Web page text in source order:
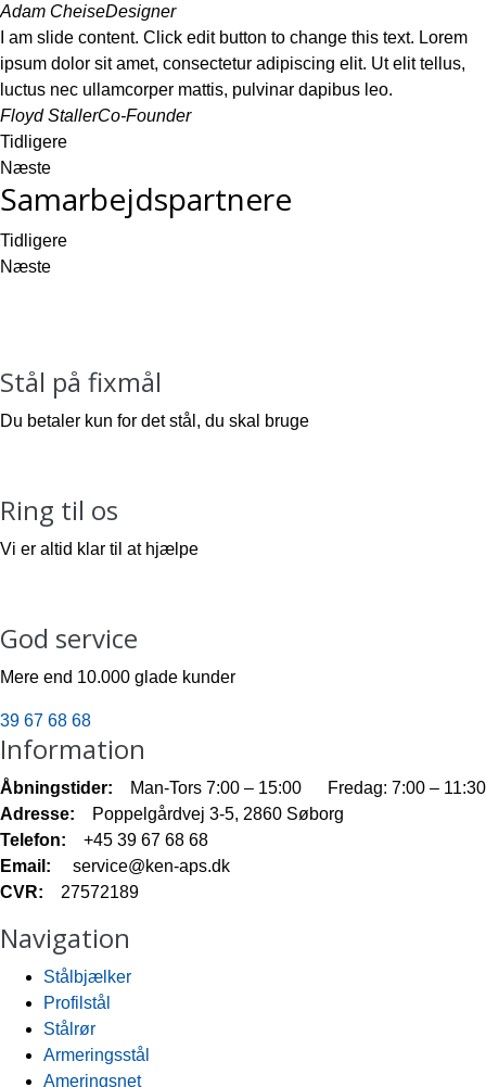
Adam CheiseDesigner
I am slide content. Click edit button to change this text. Lorem
ipsum dolor sit amet, consectetur adipiscing elit. Ut elit tellus,
luctus nec ullamcorper mattis, pulvinar dapibus leo.
Floyd StallerCo-Founder
Tidligere
Næste
Samarbejdspartnere
Tidligere
Næste
Stål på fixmål
Du betaler kun for det stål, du skal bruge
Ring til os
Vi er altid klar til at hjælpe
God service
Mere end 10.000 glade kunder
39 67 68 68
Information
Åbningstider:
Man-Tors 7:00 – 15:00 Fredag: 7:00 – 11:30
Adresse:
Poppelgårdvej 3-5, 2860 Søborg
Telefon:
+45 39 67 68 68
Email: service@ken-aps.dk
CVR: 27572189
Navigation
Stålbjælker
Profilstål
Stålrør
Armeringsstål
Ameringsnet